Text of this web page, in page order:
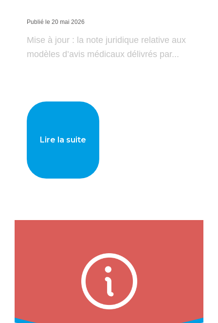
Publié le 20 mai 2026
Mise à jour : la note juridique relative aux
modèles d’avis médicaux délivrés par...
Lire la suite